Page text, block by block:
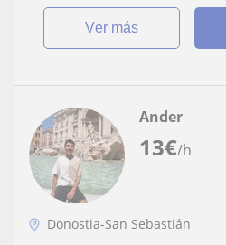
ver más
13€/h
Ander
Donostia-San Sebastián